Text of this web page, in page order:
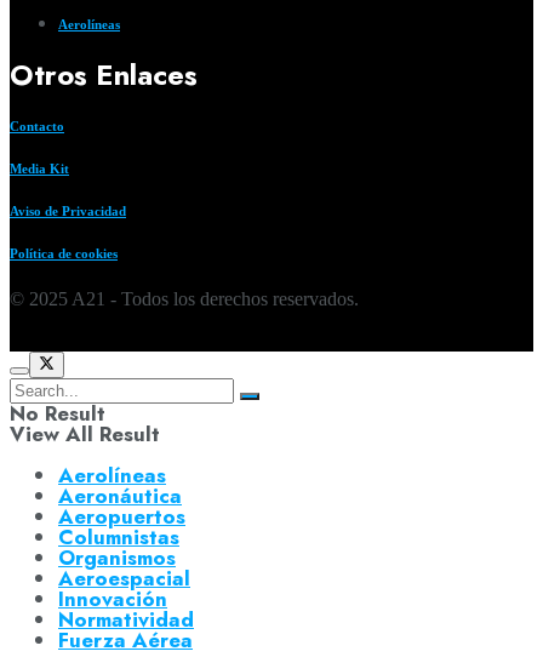
Aerolíneas
Otros Enlaces
Contacto
Media Kit
Aviso de Privacidad
Política de cookies
© 2025 A21 - Todos los derechos reservados.
No Result
View All Result
Aerolíneas
Aeronáutica
Aeropuertos
Columnistas
Organismos
Aeroespacial
Innovación
Normatividad
Fuerza Aérea